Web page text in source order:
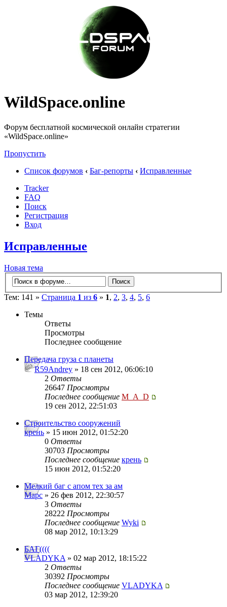
WildSpace.online
Форум бесплатной космической онлайн стратегии
«WildSpace.online»
Пропустить
Список форумов ‹ Баг-репорты ‹ Исправленные
Tracker
FAQ
Поиск
Регистрация
Вход
Исправленные
Новая тема
Тем: 141 » Страница 1 из 6 » 1, 2, 3, 4, 5, 6
Темы
Ответы
Просмотры
Последнее сообщение
Передача груза с планеты
R59Andrey » 18 сен 2012, 06:06:10
2 Ответы
26647 Просмотры
Последнее сообщение M_A_D
19 сен 2012, 22:51:03
Строительство сооружений
крень » 15 июн 2012, 01:52:20
0 Ответы
30703 Просмотры
Последнее сообщение крень
15 июн 2012, 01:52:20
Мелкий баг с апом тех за ам
Mapc » 26 фев 2012, 22:30:57
3 Ответы
28222 Просмотры
Последнее сообщение Wyki
08 мар 2012, 10:13:29
БАГ((((
VLADYKA » 02 мар 2012, 18:15:22
2 Ответы
30392 Просмотры
Последнее сообщение VLADYKA
03 мар 2012, 12:39:20